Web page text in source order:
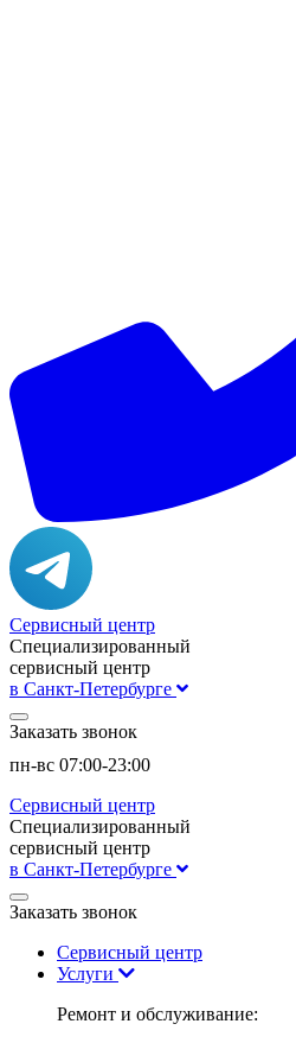
Сервисный центр
Специализированный
сервисный центр
в Санкт-Петербурге
Заказать звонок
пн-вс 07:00-23:00
Сервисный центр
Специализированный
сервисный центр
в Санкт-Петербурге
Заказать звонок
Сервисный центр
Услуги
Ремонт и обслуживание: